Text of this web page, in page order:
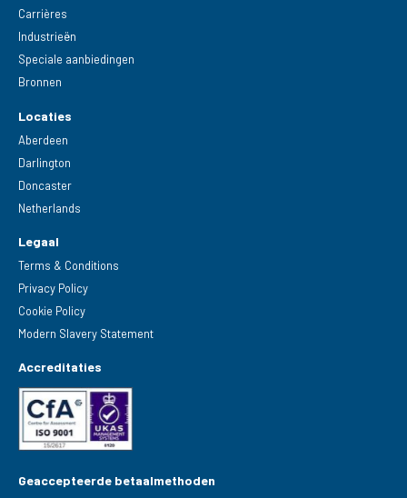
Carrières
Industrieën
Speciale aanbiedingen
Bronnen
Locaties
Aberdeen
Darlington
Doncaster
Netherlands
Legaal
Terms & Conditions
Privacy Policy
Cookie Policy
Modern Slavery Statement
Accreditaties
Geaccepteerde betaalmethoden